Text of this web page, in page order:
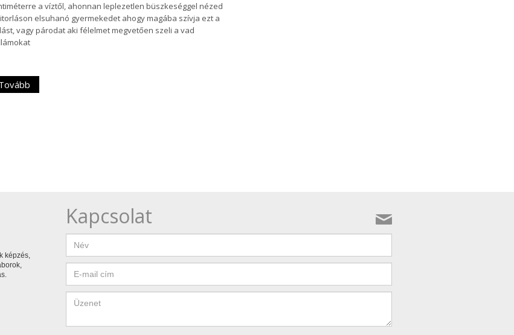
a víztől, ahonnan leplezetlen büszkeséggel nézed
elsuhanó gyermekedet ahogy magába szívja ezt a
vagy párodat aki félelmet megvetően szeli a vad
képzés,
Kapcsolat